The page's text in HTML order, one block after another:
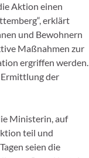
Aktion einen
erklärt
und Bewohnern
Maßnahmen zur
ergriffen werden.
der
Ministerin, auf
teil und
seien die